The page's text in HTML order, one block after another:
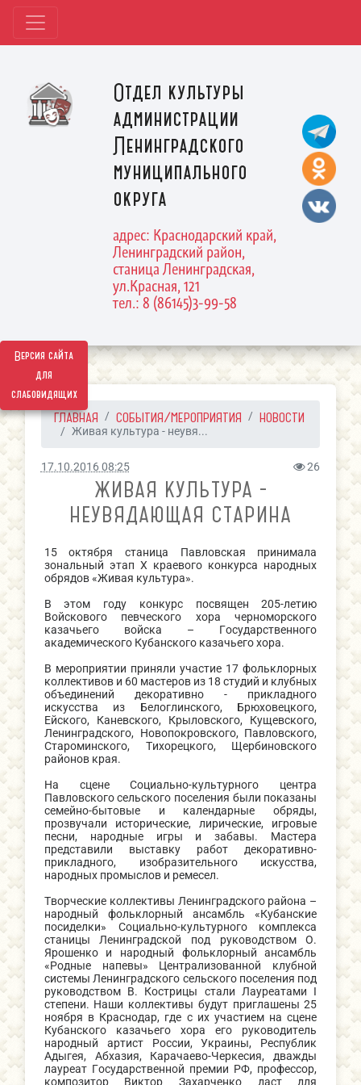
Версия сайта
для
слабовидящих
Отдел культуры
администрации
Ленинградского
муниципального
округа
адрес: Краснодарский край,
Ленинградский район,
станица Ленинградская,
ул.Красная, 121
тел.: 8 (86145)3-99-58
ГЛАВНАЯ СОБЫТИЯ/МЕРОПРИЯТИЯ НОВОСТИ
Живая культура - неувя...
17.10.2016 08:25 26
ЖИВАЯ КУЛЬТУРА -
НЕУВЯДАЮЩАЯ СТАРИНА
15 октября станица Павловская принимала
зональный этап X краевого конкурса народных
обрядов «Живая культура».
В этом году конкурс посвящен 205-летию
Войскового певческого хора черноморского
казачьего войска – Государственного
академического Кубанского казачьего хора.
В мероприятии приняли участие 17 фольклорных
коллективов и 60 мастеров из 18 студий и клубных
объединений декоративно - прикладного
искусства из Белоглинского, Брюховецкого,
Ейского, Каневского, Крыловского, Кущевского,
Ленинградского, Новопокровского, Павловского,
Староминского, Тихорецкого, Щербиновского
районов края.
На сцене Социально-культурного центра
Павловского сельского поселения были показаны
семейно-бытовые и календарные обряды,
прозвучали исторические, лирические, игровые
песни, народные игры и забавы. Мастера
представили выставку работ декоративно-
прикладного, изобразительного искусства,
народных промыслов и ремесел.
Творческие коллективы Ленинградского района –
народный фольклорный ансамбль «Кубанские
посиделки» Социально-культурного комплекса
станицы Ленинградской под руководством О.
Ярошенко и народный фольклорный ансамбль
«Родные напевы» Централизованной клубной
системы Ленинградского сельского поселения под
руководством В. Кострицы стали Лауреатами I
степени. Наши коллективы будут приглашены 25
ноября в Краснодар, где с их участием на сцене
Кубанского казачьего хора его руководитель
народный артист России, Украины, Республик
Адыгея, Абхазия, Карачаево-Черкесия, дважды
лауреат Государственной премии РФ, профессор,
композитор Виктор Захарченко даст для